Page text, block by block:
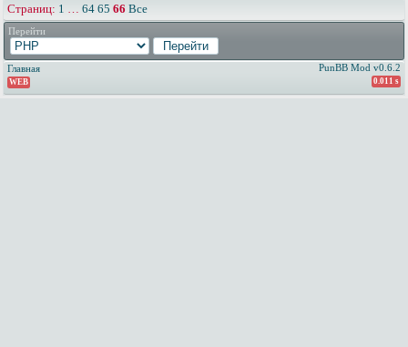
Страниц: 1 64 65 66 Все
Перейти
Главная
WEB
PunBB Mod v0.6.2
0.011 s